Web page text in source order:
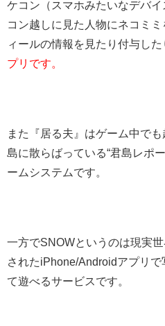
ケコン（スマホみたいなデバ
コン越しに見た人物にネコミ
ィールの情報を見たり付与した
プリです。
また『居る夫』はゲーム中で
島に散らばっている“君島レポ
ームシステムです。
一方でSNOWというのは現実
されたiPhone/Androidアプリ
て遊べるサービスです。